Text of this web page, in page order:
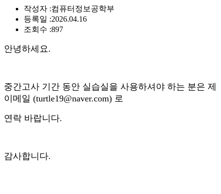
작성자 :컴퓨터정보공학부
등록일 :2026.04.16
조회수 :897
안녕하세요.
중간고사 기간 동안 실습실을 사용하셔야 하는 분은 제
이메일 (turtle19@naver.com) 로
연락 바랍니다.
감사합니다.